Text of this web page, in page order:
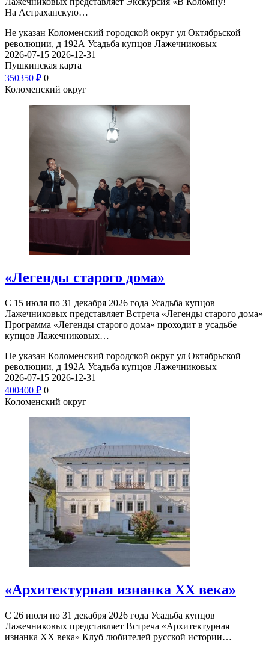
На Астраханскую…
Не указан Коломенский городской округ ул Октябрьской
революции, д 192А Усадьба купцов Лажечниковых
2026-07-15 2026-12-31
Пушкинская карта
350350 ₽ 0
Коломенский округ
«Легенды старого дома»
С 15 июля по 31 декабря 2026 года Усадьба купцов
Лажечниковых представляет Встреча «Легенды старого дома»
Программа «Легенды старого дома» проходит в усадьбе
купцов Лажечниковых…
Не указан Коломенский городской округ ул Октябрьской
революции, д 192А Усадьба купцов Лажечниковых
2026-07-15 2026-12-31
400400 ₽ 0
Коломенский округ
«Архитектурная изнанка XX века»
С 26 июля по 31 декабря 2026 года Усадьба купцов
Лажечниковых представляет Встреча «Архитектурная
изнанка XX века» Клуб любителей русской истории…